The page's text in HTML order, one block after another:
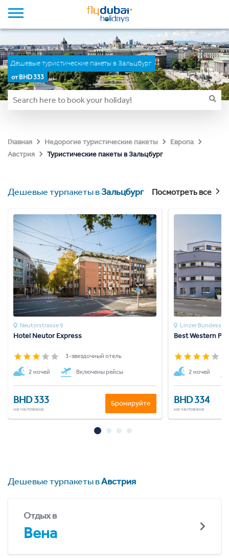
Дешевые туристические пакеты в Зальцбург
от BHD 333
Главная Недорогие туристические пакеты
Европа
Австрия
Туристические пакеты в Зальцбург
Дешевые турпакеты вЗальцбург Посмотреть все
Neutorstrasse 9
Hotel Neutor Express
3-звездочный отель
2 ночей Включены рейсы
BHD 333
на человека
Бронируйте
Linzer
Best Western
2 ночей
BHD 334
на человека
Дешевые турпакеты вАвстрия
Отдых в
Вена